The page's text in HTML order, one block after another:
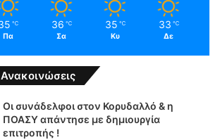
℃
Πα
36 ℃
Σα
35 ℃
Κυ
33 ℃
Δε
Οι συνάδελφοι στον Κορυδαλλό & η
ΠΟΑΣΥ απάντησε με δημιουργία
επιτροπής !